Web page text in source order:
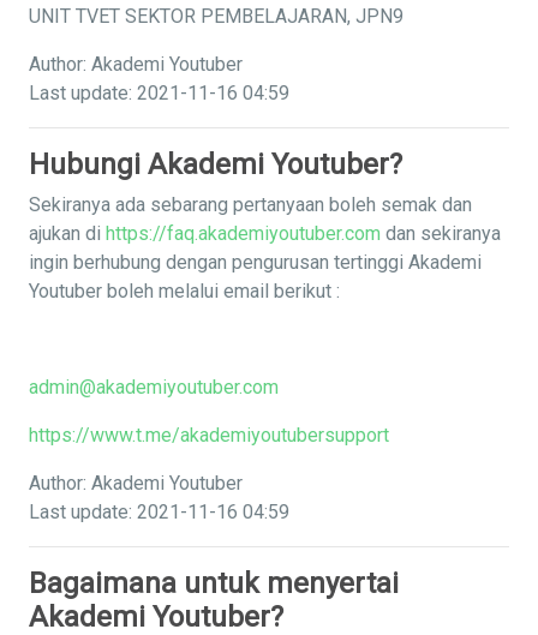
UNIT TVET SEKTOR PEMBELAJARAN, JPN9
Author: Akademi Youtuber
Last update: 2021-11-16 04:59
Hubungi Akademi Youtuber?
Sekiranya ada sebarang pertanyaan boleh semak dan
ajukan di https://faq.akademiyoutuber.com dan sekiranya
ingin berhubung dengan pengurusan tertinggi Akademi
Youtuber boleh melalui email berikut :
admin@akademiyoutuber.com
https://www.t.me/akademiyoutubersupport
Author: Akademi Youtuber
Last update: 2021-11-16 04:59
Bagaimana untuk menyertai
Akademi Youtuber?